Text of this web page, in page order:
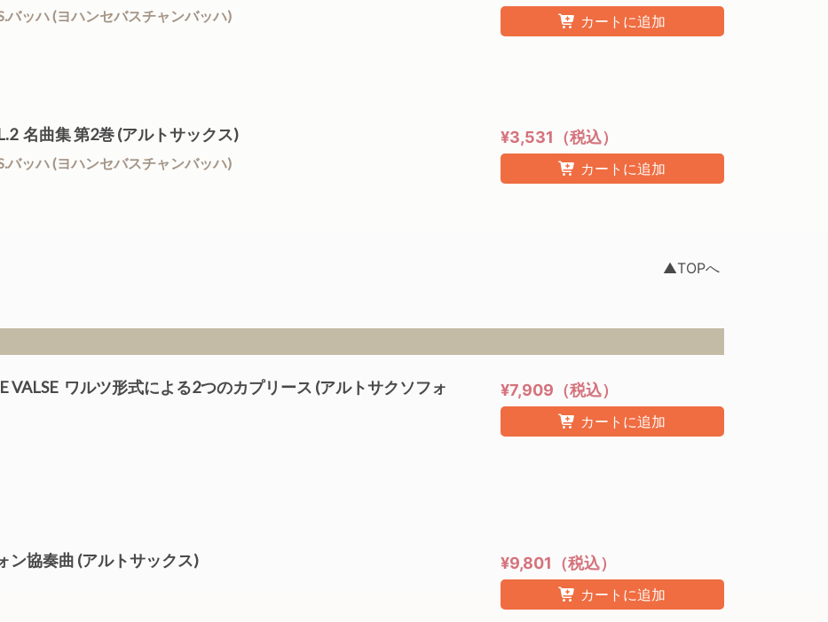
バッハ (ヨハンセバスチャンバッハ) カートに追加
名曲集 第2巻 (アルトサックス)
バッハ (ヨハンセバスチャンバッハ)
¥3,531（税込）
カートに追加
▲TOPへ
VALSE ワルツ形式による2つのカプリース (アルトサクソフォ
¥7,909（税込）
カートに追加
ン協奏曲 (アルトサックス) ¥9,801（税込）
カートに追加